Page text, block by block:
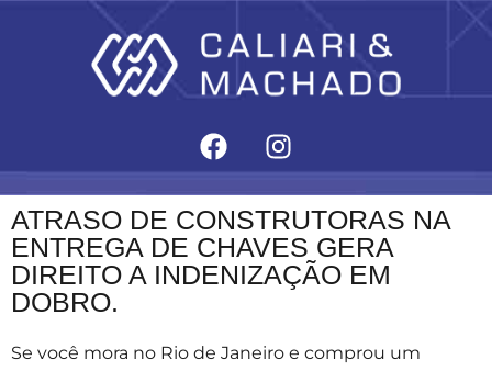
ATRASO DE CONSTRUTORAS NA
ENTREGA DE CHAVES GERA
DIREITO A INDENIZAÇÃO EM
DOBRO.
Se você mora no Rio de Janeiro e comprou um